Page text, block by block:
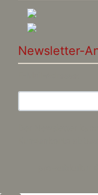
Newsletter-